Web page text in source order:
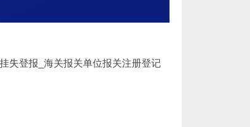
失登报_海关报关单位报关注册登记